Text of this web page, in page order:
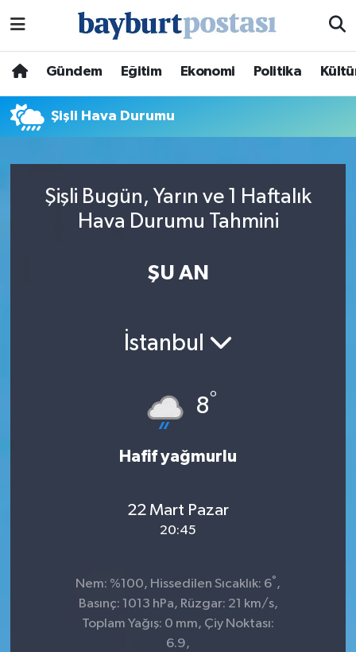
Gündem Eğitim Ekonomi Politika
Şişli Hava Durumu
Şişli Bugün, Yarın ve 1 Haftalık
Hava Durumu Tahmini
ŞU AN
İstanbul
8°
Hafif yağmurlu
22 Mart Pazar
20:45
Nem: %100, Hissedilen Sıcaklık: 6° ,
Basınç: 1013 hPa, Rüzgar: 21 km/s,
Toplam Yağış: 0 mm, Çiy Noktası:
6.9,
Hava Durumu
Süper Lig Puan Durumu ve Fikstür